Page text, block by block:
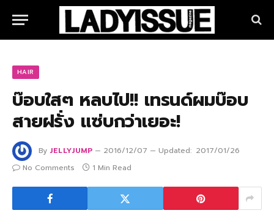
HAIR
บ๊อบใสๆ หลบไป!! เทรนด์ผมบ๊อบ
สายฝรั่ง แซ่บกว่าเยอะ!
By JELLYJUMP 2016/12/07 Updated: 2017/01/26
No Comments
1 Min Read